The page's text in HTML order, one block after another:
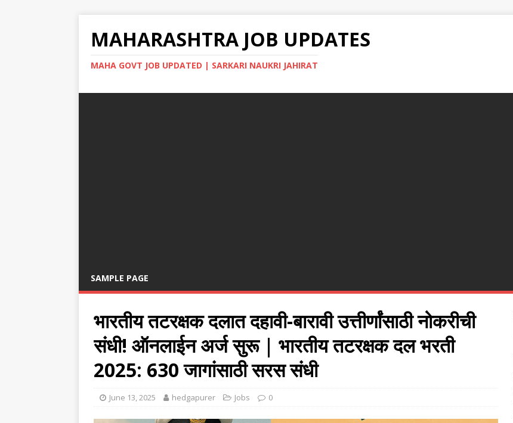
MAHARASHTRA JOB UPDATES
MAHA GOVT JOB UPDATED | SARKARI NAUKRI JAHIRAT
SAMPLE PAGE
भारतीय तटरक्षक दलात दहावी-बारावी उत्तीर्णांसाठी नोकरीची
संधी! ऑनलाईन अर्ज सुरू | भारतीय तटरक्षक दल भरती
2025: 630 जागांसाठी सरस संधी
June 13, 2025 hedgapurer Jobs 0